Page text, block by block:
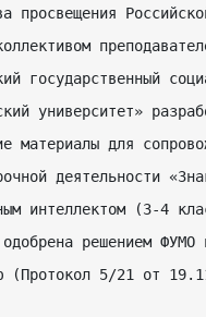
просвещения
государственный
университет»
материалы для
деятельности
интеллектом (3-4
решением ФУМО
(Протокол 5/21 от